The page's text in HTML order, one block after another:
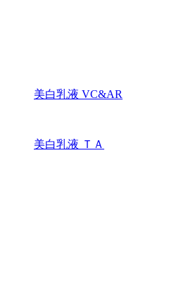
美白乳液 VC&AR
美白乳液 ＴＡ